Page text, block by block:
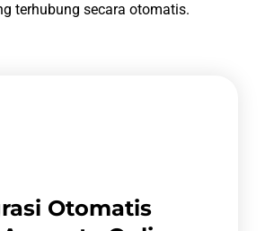
terhubung secara otomatis.
Otomatis